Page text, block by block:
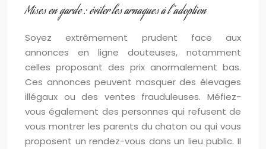
Mises en garde : éviter les arnaques à l’adoption
Soyez extrêmement prudent face aux
annonces en ligne douteuses, notamment
celles proposant des prix anormalement bas.
Ces annonces peuvent masquer des élevages
illégaux ou des ventes frauduleuses. Méfiez-
vous également des personnes qui refusent de
vous montrer les parents du chaton ou qui vous
proposent un rendez-vous dans un lieu public. Il